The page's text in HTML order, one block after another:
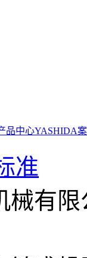
品中心YASHIDA
准
械有限